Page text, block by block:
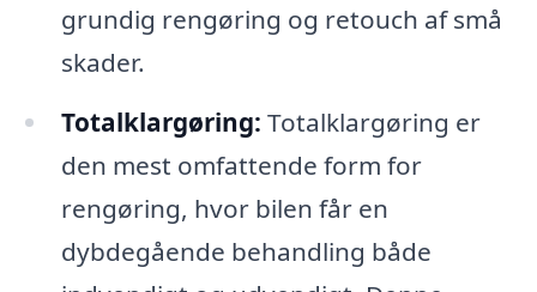
grundig rengøring og retouch af små
skader.
Totalklargøring: Totalklargøring er
den mest omfattende form for
rengøring, hvor bilen får en
dybdegående behandling både